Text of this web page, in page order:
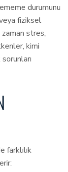
durumunu
fiziksel
stres,
kimi
farklılık